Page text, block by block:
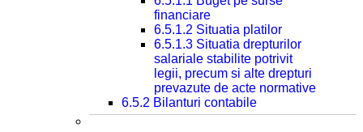
financiare
6.5.1.2 Situatia platilor
6.5.1.3 Situatia drepturilor
salariale stabilite potrivit
legii, precum si alte drepturi
prevazute de acte normative
6.5.2 Bilanturi contabile